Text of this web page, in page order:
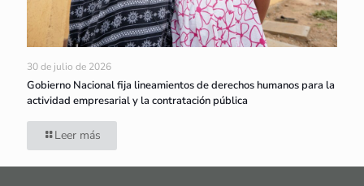
30 de julio de 2026
Gobierno Nacional fija lineamientos de derechos humanos para la
actividad empresarial y la contratación pública
Leer más